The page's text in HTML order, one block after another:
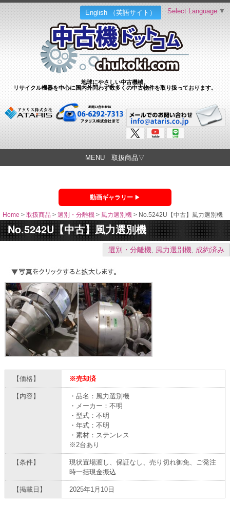
English （英語サイト）
地球にやさしい中古機械。
リサイクル機器を中心に国内外問わず数多くの中古物件を取り扱っております。
Select Language ▼
MENU 取扱商品▽
動画ギャラリー
Home > 取扱商品 > 選別・分離機 > 風力選別機 > No.5242U【中古】風力選別機
No.5242U【中古】風力選別機
選別・分離機, 風力選別機, 成約済み
【価格】 ※売却済
【内容】
・品名：風力選別機
・メーカー：不明
・型式：不明
・年式：不明
・素材：ステンレス
※2台あり
【条件】
現状置場渡し、保証なし、売り切れ御免、ご発注
時一括現金振込
【掲載日】 2025年1月10日